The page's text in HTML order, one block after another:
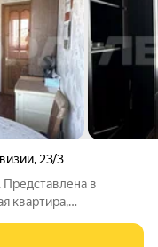
, 23/3
квартира,